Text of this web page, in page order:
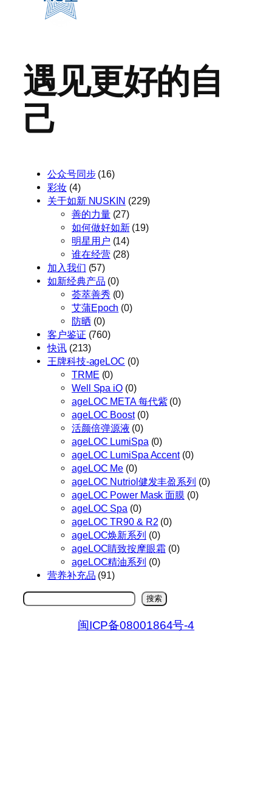
遇见更好的自
己
公众号同步(16)
彩妆(4)
关于如新 NUSKIN (229)
善的力量(27)
如何做好如新(19)
明星用户 (14)
谁在经营(28)
加入我们 (57)
如新经典产品 (0)
荟萃善秀 (0)
艾蒲Epoch (0)
防晒 (0)
客户鉴证 (760)
快讯(213)
王牌科技-ageLOC (0)
TRME (0)
Well Spa iO(0)
ageLOC META 每代紫(0)
ageLOC Boost(0)
活颜倍弹源液 (0)
ageLOC LumiSpa (0)
ageLOC LumiSpa Accent(0)
ageLOC Me (0)
ageLOC Nutriol健发丰盈系列 (0)
ageLOC Power Mask 面膜 (0)
ageLOC Spa (0)
ageLOC TR90 & R2 (0)
ageLOC焕新系列 (0)
ageLOC睛致按摩眼霜 (0)
ageLOC精油系列 (0)
营养补充品 (91)
搜
搜索
闽ICP备08001864号-4